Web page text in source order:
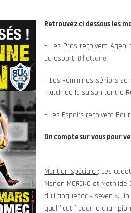
Retrouvez ci dessous les
– Les Pros reçoivent
Eurosport. Billetterie
– Les Féminines séniors
match de la saison contre
– Les Espoirs reçoivent
On compte sur vous pour
Mention spéciale : Les
Manon MORENO et
du Languedoc « seven ».
qualificatif pour le